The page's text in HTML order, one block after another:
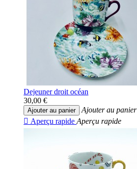
Dejeuner droit océan
30,00 €
Ajouter au panier
Ajouter au panier
 Aperçu rapide Aperçu rapide